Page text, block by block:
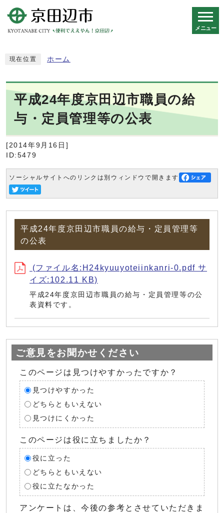
メニュー
現在位置 ホーム
平成24年度京田辺市職員の給
与・定員管理等の公表
[2014年9月16日]
ID:5479
ソーシャルサイトへのリンクは別ウィンドウで開きます
平成24年度京田辺市職員の給与・定員管理等
の公表
(ファイル名:H24kyuuyoteiinkanri-0.pdf サ
イズ:102.11 KB)
平成24年度京田辺市職員の給与・定員管理等の公
表資料です。
ご意見をお聞かせください
このページは見つけやすかったですか？
見つけやすかった
どちらともいえない
見つけにくかった
このページは役に立ちましたか？
役に立った
どちらともいえない
役に立たなかった
アンケートは、今後の参考とさせていただきま